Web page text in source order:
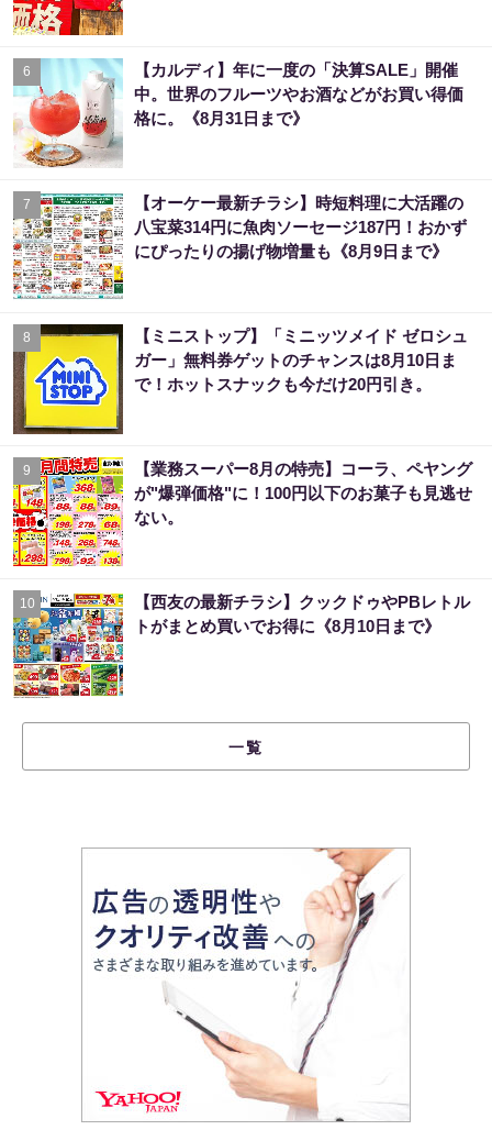
6
【カルディ】年に一度の「決算SALE」開催
中。世界のフルーツやお酒などがお買い得価
格に。《8月31日まで》
7
【オーケー最新チラシ】時短料理に大活躍の
八宝菜314円に魚肉ソーセージ187円！おかず
にぴったりの揚げ物増量も《8月9日まで》
8
【ミニストップ】「ミニッツメイド ゼロシュ
ガー」無料券ゲットのチャンスは8月10日ま
で！ホットスナックも今だけ20円引き。
9
【業務スーパー8月の特売】コーラ、ペヤング
が"爆弾価格"に！100円以下のお菓子も見逃せ
ない。
10
【西友の最新チラシ】クックドゥやPBレトル
トがまとめ買いでお得に《8月10日まで》
一覧